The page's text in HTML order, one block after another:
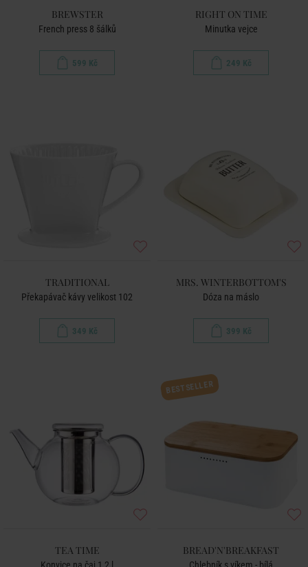
BREWSTER
French press 8 šálků
599 Kč
RIGHT ON TIME
Minutka vejce
249 Kč
TRADITIONAL
Překapávač kávy velikost 102
349 Kč
MRS. WINTERBOTTOM'S
Dóza na máslo
399 Kč
TEA TIME
BESTSELLER
BREAD'N'BREAKFAST